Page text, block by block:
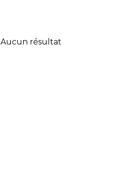
Aucun résultat